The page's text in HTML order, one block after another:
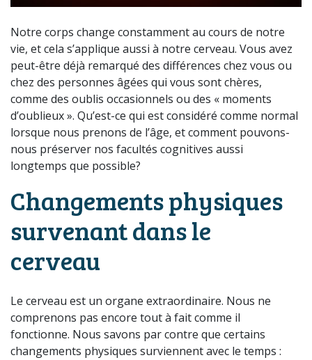
Notre corps change constamment au cours de notre
vie, et cela s’applique aussi à notre cerveau. Vous avez
peut-être déjà remarqué des différences chez vous ou
chez des personnes âgées qui vous sont chères,
comme des oublis occasionnels ou des « moments
d’oublieux ». Qu’est-ce qui est considéré comme normal
lorsque nous prenons de l’âge, et comment pouvons-
nous préserver nos facultés cognitives aussi
longtemps que possible?
Changements physiques
survenant dans le
cerveau
Le cerveau est un organe extraordinaire. Nous ne
comprenons pas encore tout à fait comme il
fonctionne. Nous savons par contre que certains
changements physiques surviennent avec le temps :